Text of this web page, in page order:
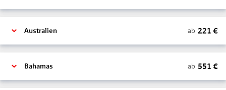
Australien ab 221 €
Bahamas ab 551 €